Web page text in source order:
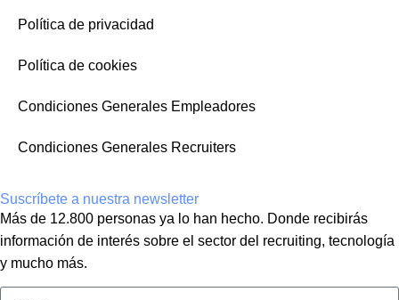
Política de privacidad
Política de cookies
Condiciones Generales Empleadores
Condiciones Generales Recruiters
Suscríbete a nuestra newsletter
Más de 12.800 personas ya lo han hecho. Donde recibirás
información de interés sobre el sector del recruiting, tecnología
y mucho más.